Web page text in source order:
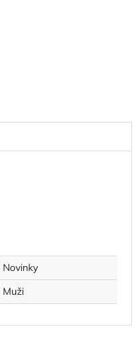
Novinky
Muži